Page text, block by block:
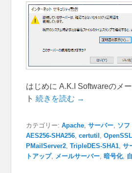
はじめに A.K.I Softwareのメ
ト続きを読む →
カテゴリー: Apache ,サーバー ソフ
AES256-SHA256 ,certutil ,OpenSSL
PMailServer2 ,TripleDES-SHA1 ,サ
トアップ, メールサーバー 暗号化,